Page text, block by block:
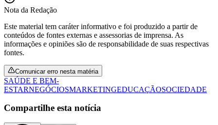
Nota da Redação
Este material tem caráter informativo e foi produzido a partir de
conteúdos de fontes externas e assessorias de imprensa. As
informações e opiniões são de responsabilidade de suas respectivas
fontes.
Comunicar erro nesta matéria
SAÚDE E BEM-
ESTARNEGÓCIOSMARKETINGEDUCAÇÃOSOCIEDADE
Compartilhe esta notícia